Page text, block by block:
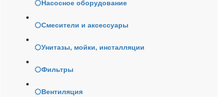
Насосное оборудование
Смесители и аксессуары
Унитазы, мойки, инсталляции
Фильтры
Вентиляция